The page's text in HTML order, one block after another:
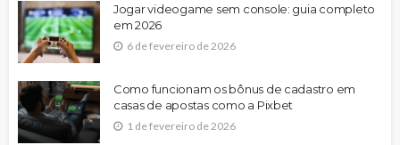
Jogar videogame sem console: guia completo
em 2026
6 de fevereiro de 2026
Como funcionam os bônus de cadastro em
casas de apostas como a Pixbet
1 de fevereiro de 2026